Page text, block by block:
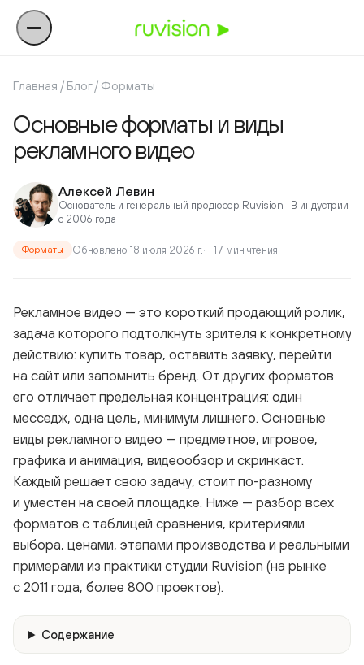
Главная / Блог/ Форматы
Основные форматы и виды
рекламного видео
Алексей Левин
Основатель и генеральный продюсер Ruvision · В индустрии
с 2006 года
Форматы Обновлено 18 июля 2026 г. 17 мин чтения
Рекламное видео — это короткий продающий ролик,
задача которого подтолкнуть зрителя к конкретному
действию: купить товар, оставить заявку, перейти
на сайт или запомнить бренд. От других форматов
его отличает предельная концентрация: один
месседж, одна цель, минимум лишнего. Основные
виды рекламного видео — предметное, игровое,
графика и анимация, видеообзор и скринкаст.
Каждый решает свою задачу, стоит по-разному
и уместен на своей площадке. Ниже — разбор всех
форматов с таблицей сравнения, критериями
выбора, ценами, этапами производства и реальными
примерами из практики студии Ruvision (на рынке
с 2011 года, более 800 проектов).
Содержание